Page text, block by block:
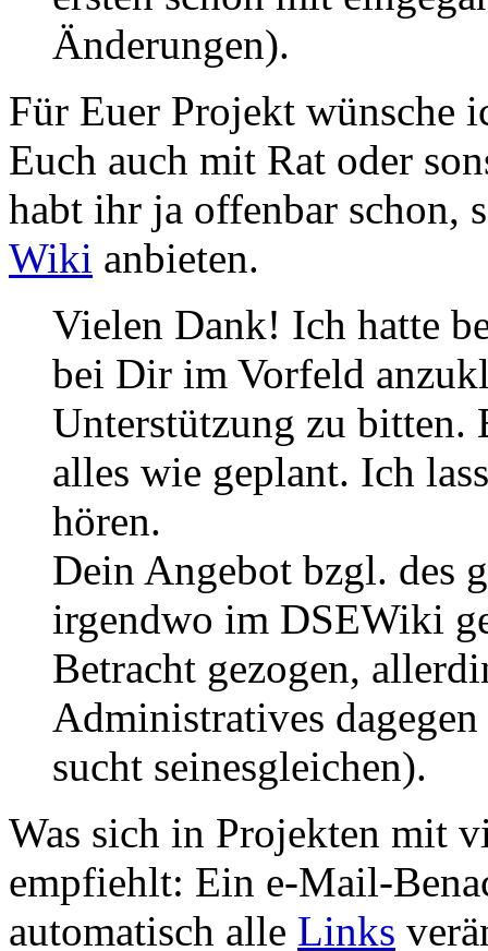
Änderungen).
Für Euer Projekt wünsche
Euch auch mit Rat oder
habt ihr ja offenbar schon,
Wiki anbieten.
Vielen Dank! Ich hatte
bei Dir im Vorfeld
Unterstützung zu bitten.
alles wie geplant. Ich
hören.
Dein Angebot bzgl. des
irgendwo im DSEWiki
Betracht gezogen,
Administratives
sucht seinesgleichen).
Was sich in Projekten mit
empfiehlt: Ein e-Mail-
automatisch alle Links